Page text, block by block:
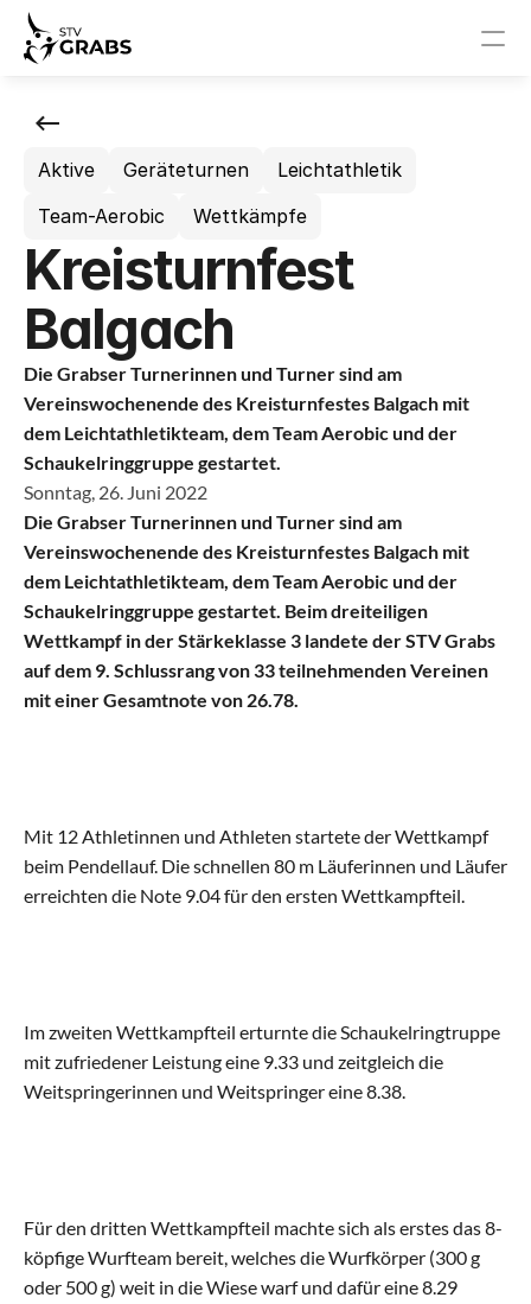
Events
News
Events
Vorstand
Sponsoren
Aktive
Alle Riegen
Schaukelring
Allround
Einführungsriege
Jugi Mixed Klein
Aktive Geräteturnen
Leichtathletik
Team-Aerobic
Wettkämpfe
Kreisturnfest
Balgach
Die Grabser Turnerinnen und Turner sind am
Vereinswochenende des Kreisturnfestes Balgach mit
dem Leichtathletikteam, dem Team Aerobic und der
Schaukelringgruppe gestartet.
Sonntag, 26. Juni 2022
Die Grabser Turnerinnen und Turner sind am
Vereinswochenende des Kreisturnfestes Balgach mit
dem Leichtathletikteam, dem Team Aerobic und der
Schaukelringgruppe gestartet. Beim dreiteiligen
Wettkampf in der Stärkeklasse 3 landete der STV Grabs
auf dem 9. Schlussrang von 33 teilnehmenden Vereinen
mit einer Gesamtnote von 26.78.
Mit 12 Athletinnen und Athleten startete der Wettkampf
beim Pendellauf. Die schnellen 80 m Läuferinnen und Läufer
erreichten die Note 9.04 für den ersten Wettkampfteil.
Im zweiten Wettkampfteil erturnte die Schaukelringtruppe
mit zufriedener Leistung eine 9.33 und zeitgleich die
Weitspringerinnen und Weitspringer eine 8.38.
Für den dritten Wettkampfteil machte sich als erstes das 8-
köpfige Wurfteam bereit, welches die Wurfkörper (300 g
oder 500 g) weit in die Wiese warf und dafür eine 8.29